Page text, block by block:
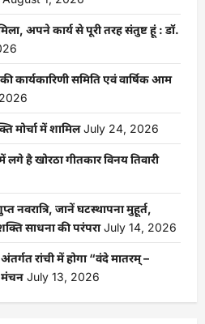
अपने कार्य से पूरी तरह संतुष्ट हूं : डॉ.
कार्यकारिणी समिति एवं वार्षिक आम
मोर्चा में शामिल July 24, 2026
लगे है खोरठा गीतकार विनय तिवारी
नवरात्रि, जानें घटस्थापना मुहूर्त,
साधना की परंपरा July 14, 2026
रांची में होगा “वंदे मातरम् –
मंचन July 13, 2026